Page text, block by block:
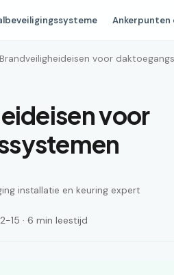
Ankerpunten
Brandveiligheideisen voor
voor
installatie en keuring expert
15 · 6 min leestijd